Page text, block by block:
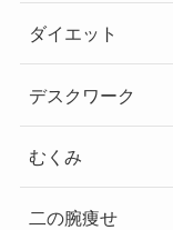
ダイエット
デスクワーク
むくみ
二の腕痩せ